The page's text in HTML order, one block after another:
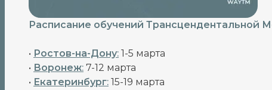
Расписание обучений Трансцендентальной
• Ростов-на-Дону: 1-5 марта
• Воронеж: 7-12 марта
• Екатеринбург: 15-19 марта